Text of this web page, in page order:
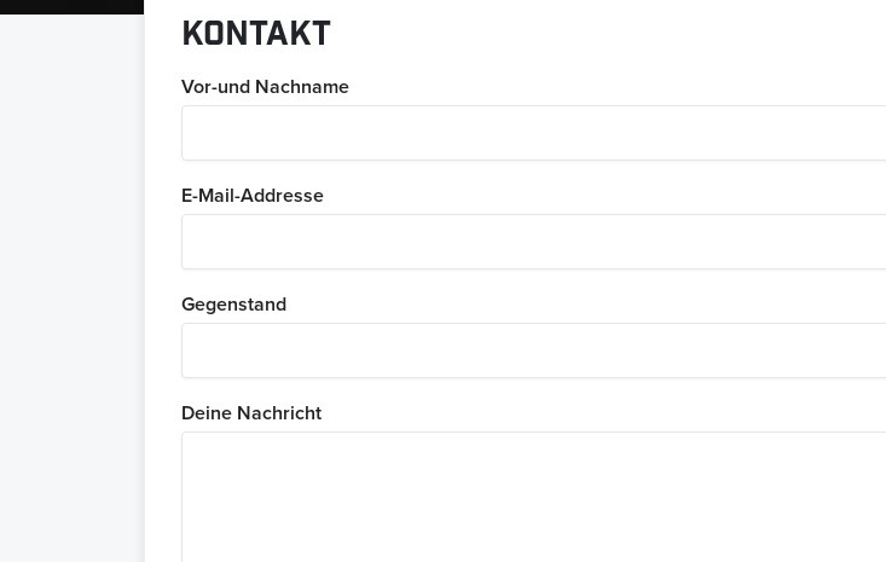
Kontakt
Vor-und Nachname
E-Mail-Addresse
Gegenstand
Deine Nachricht